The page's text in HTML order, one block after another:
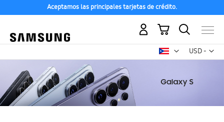
Aceptamos las principales tarjetas de crédito.
USD -
dólar
Mi carrito